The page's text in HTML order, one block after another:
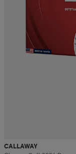
CALLAWAY